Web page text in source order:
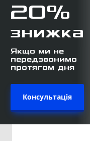
20%
знижка
Якщо ми не
передзвонимо
протягом дня
Консультація